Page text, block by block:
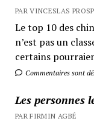
PAR VINCESLAS
Le top 10 des
n’est pas un
certains
Commentaires sont
Les personnes
PAR FIRMIN AGBÉ